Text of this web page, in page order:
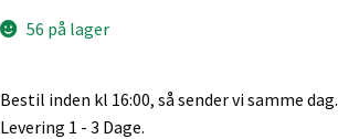
56 på lager
Bestil inden kl 16:00, så sender vi samme dag.
Levering 1 - 3 Dage.